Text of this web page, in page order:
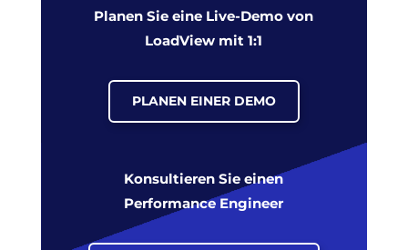
Planen Sie eine Live-Demo von
LoadView mit 1:1
PLANEN EINER DEMO
Konsultieren Sie einen
Performance Engineer